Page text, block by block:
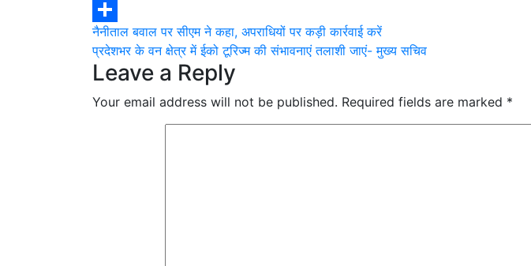
WhatsApp
Share
Post
navigation
नैनीताल बवाल पर सीएम ने कहा, अपराधियों पर कड़ी कार्रवाई करें
प्रदेशभर के वन क्षेत्र में ईको टूरिज्म की संभावनाएं तलाशी जाएं- मुख्य सचिव
Leave a Reply
Your email address will not be published. Required fields are marked *